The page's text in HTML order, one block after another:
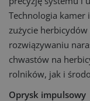
Technologia kamer
zużycie
rozwiązywaniu
chwastów na
rolników, jak i
Oprysk impulsowy